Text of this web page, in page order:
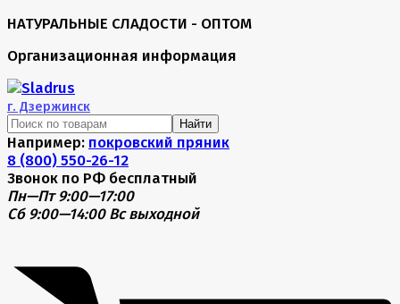
НАТУРАЛЬНЫЕ СЛАДОСТИ - ОПТОМ
Организационная информация
г. Дзержинск
Найти
Например: покровский пряник
8 (800) 550-26-12
Звонок по РФ бесплатный
Пн—Пт 9:00—17:00
Сб 9:00—14:00 Вс выходной